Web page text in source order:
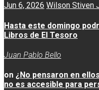
Jun 6, 2026 Wilson Stiven
Hasta este domingo
Libros de El Tesoro
Juan Pablo Bello
on ¿No pensaron en
no es accesible para